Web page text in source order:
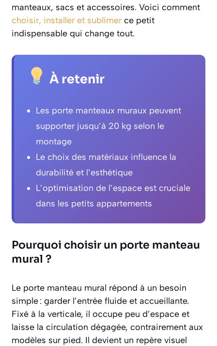
manteaux, sacs et accessoires. Voici comment
choisir, installer et sublimer ce petit
indispensable qui change tout.
À retenir
Les porte manteaux muraux peuvent
supporter jusqu’à 20 kg selon le
montage
Le choix des matériaux influence la
durabilité et l’esthétique
L’optimisation de l’espace est cruciale
dans les petits appartements
Pourquoi choisir un porte manteau
mural ?
Le porte manteau mural répond à un besoin
simple : garder l’entrée fluide et accueillante.
Fixé à la verticale, il occupe peu d’espace et
laisse la circulation dégagée, contrairement aux
modèles sur pied. Il devient un repère visuel